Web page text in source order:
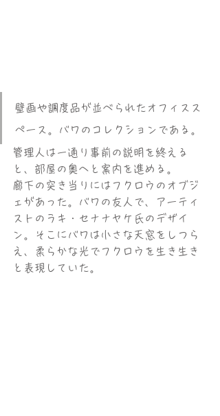
壁画や調度品が並べられたオフィスス
ペース。バワのコレクションである。
管理人は一通り事前の説明を終える
と、部屋の奥へと案内を進める。
廊下の突き当りにはフクロウのオブジ
ェがあった。バワの友人で、アーティ
ストのラキ・セナナヤケ氏のデザイ
ン。そこにバワは小さな天窓をしつら
え、柔らかな光でフクロウを生き生き
と表現していた。